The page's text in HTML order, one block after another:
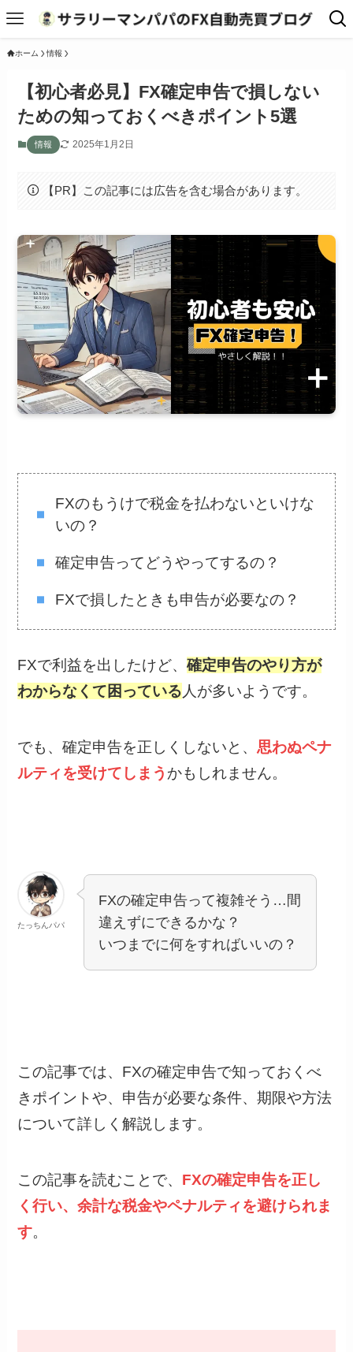
ホーム 情報
【初心者必見】FX確定申告で損しない
ための知っておくべきポイント5選
情報 2025年1月2日
【PR】この記事には広告を含む場合があります。
FXのもうけで税金を払わないといけな
いの？
確定申告ってどうやってするの？
FXで損したときも申告が必要なの？
FXで利益を出したけど、確定申告のやり方が
わからなくて困っている人が多いようです。
でも、確定申告を正しくしないと、 思わぬペナ
ルティを受けてしまう かもしれません。
たっちんパパ
FXの確定申告って複雑そう…間
違えずにできるかな？
いつまでに何をすればいいの？
この記事では、FXの確定申告で知っておくべ
きポイントや、申告が必要な条件、期限や方法
について詳しく解説します。
この記事を読むことで、 FXの確定申告を正し
く行い、余計な税金やペナルティを避けられま
す。